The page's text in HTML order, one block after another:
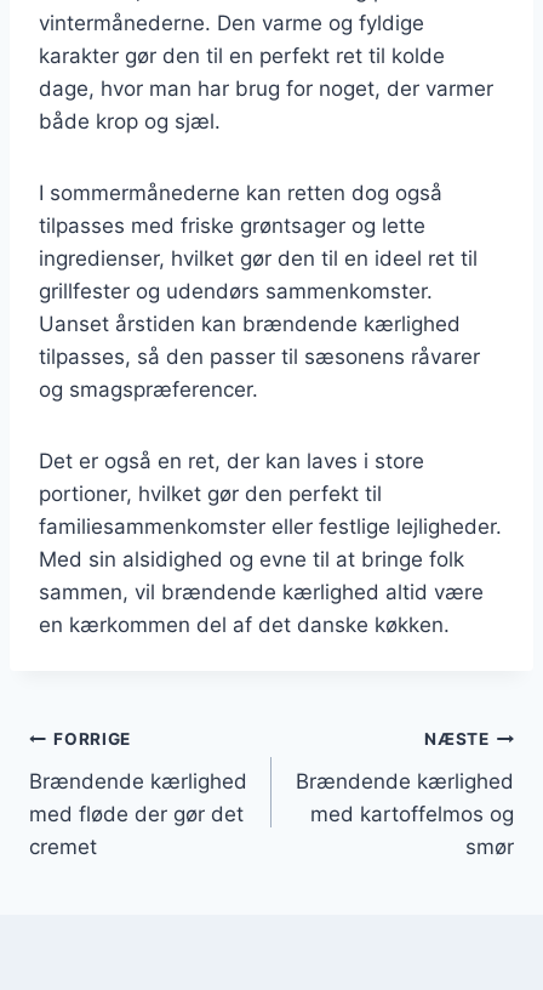
vintermånederne. Den varme og fyldige
karakter gør den til en perfekt ret til kolde
dage, hvor man har brug for noget, der varmer
både krop og sjæl.
I sommermånederne kan retten dog også
tilpasses med friske grøntsager og lette
ingredienser, hvilket gør den til en ideel ret til
grillfester og udendørs sammenkomster.
Uanset årstiden kan brændende kærlighed
tilpasses, så den passer til sæsonens råvarer
og smagspræferencer.
Det er også en ret, der kan laves i store
portioner, hvilket gør den perfekt til
familiesammenkomster eller festlige lejligheder.
Med sin alsidighed og evne til at bringe folk
sammen, vil brændende kærlighed altid være
en kærkommen del af det danske køkken.
Indlægsnavigation
FORRIGE
Brændende kærlighed
med fløde der gør det
cremet
NÆSTE
Brændende kærlighed
med kartoffelmos og
smør